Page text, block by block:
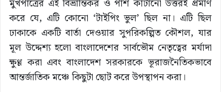
মুখপাত্রের এই বিভ্রান্তিকর ও পাশ কাটানো উত্তরই প্রমাণ
করে যে, এটি কোনো ‘টাইপিং ভুল’ ছিল না। এটি ছিল
ঢাকাকে একটি বার্তা দেওয়ার সুপরিকল্পিত কৌশল, যার
মূল উদ্দেশ্য হলো বাংলাদেশের সার্বভৌম নেতৃত্বের মর্যাদা
ক্ষুণ্ণ করা এবং বাংলাদেশ সরকারকে ভূরাজনৈতিকভাবে
আন্তর্জাতিক মঞ্চে কিছুটা ছোট করে উপস্থাপন করা।